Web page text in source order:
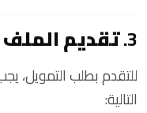
3. تقديم
للتقدم بطلب التمويل،
التالية: